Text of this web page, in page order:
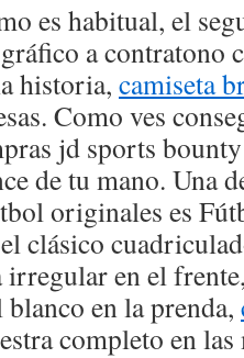
es habitual, el
a contratono
historia, camiseta
Como ves
jd sports
de tu mano. Una
originales es
clásico
irregular en el
en la prenda,
completo en las